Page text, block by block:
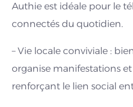
Authie est idéale pour le
connectés du quotidien.
– Vie locale conviviale :
organise manifestations
renforçant le lien social